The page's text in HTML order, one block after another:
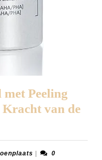
Peeling
van de
emotion-
|
0